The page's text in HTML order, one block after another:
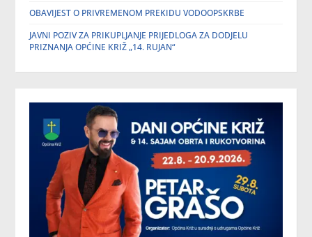
OBAVIJEST O PRIVREMENOM PREKIDU VODOOPSKRBE
JAVNI POZIV ZA PRIKUPLJANJE PRIJEDLOGA ZA DODJELU
PRIZNANJA OPĆINE KRIŽ „14. RUJAN“